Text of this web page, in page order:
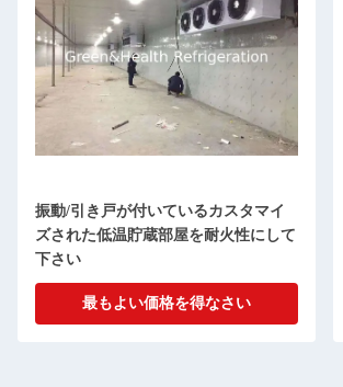
折り返しご連絡いたし
振動/引き戸が付いているカスタマイ
ズされた低温貯蔵部屋を耐火性にして
下さい
最もよい価格を得なさい